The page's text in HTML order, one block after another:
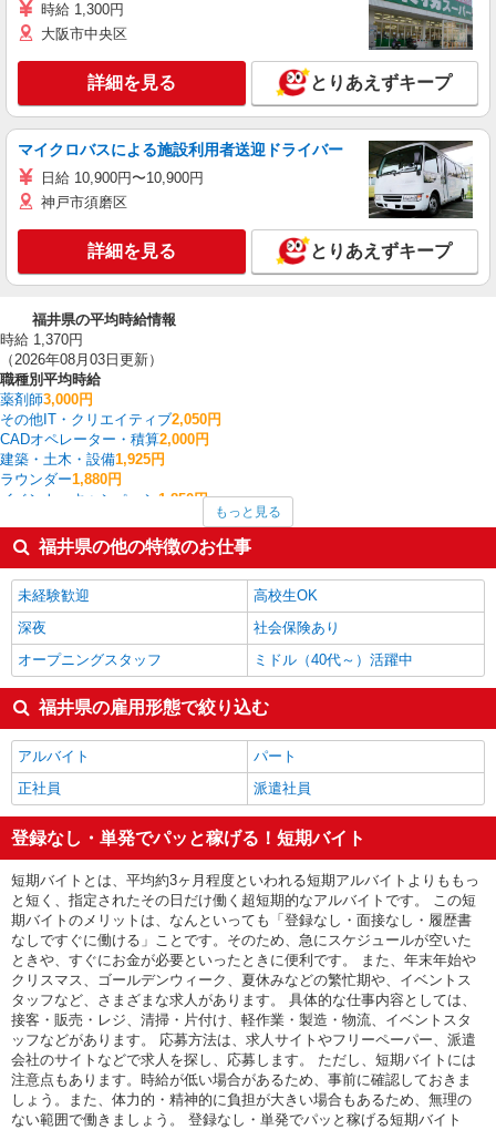
時給 1,300円
大阪市中央区
詳細を見る とりあえずキープ
マイクロバスによる施設利用者送迎ドライバー
日給 10,900円〜10,900円
神戸市須磨区
詳細を見る とりあえずキープ
福井県の平均時給情報
時給 1,370円
（2026年08月03日更新）
職種別平均時給
薬剤師3,000円
その他IT・クリエイティブ2,050円
CADオペレーター・積算2,000円
建築・土木・設備1,925円
ラウンダー1,880円
イベント・キャンペーン 1,850円
その他介護・福祉1,514円
生産管理・品質管理1,500円
介護職・ヘルパー1,461円
福井県の他の職種の平均時給を見る
もっと見る
福井県の他の特徴のお仕事
未経験歓迎
高校生OK
深夜
社会保険あり
オープニングスタッフ
ミドル（40代～）活躍中
福井県の雇用形態で絞り込む
アルバイト
パート
正社員
派遣社員
登録なし・単発でパッと稼げる！短期バイト
短期バイトとは、平均約3ヶ月程度といわれる短期アルバイトよりももっ
と短く、指定されたその日だけ働く超短期的なアルバイトです。 この短
期バイトのメリットは、なんといっても「登録なし・面接なし・履歴書
なしですぐに働ける」ことです。そのため、急にスケジュールが空いた
ときや、すぐにお金が必要といったときに便利です。 また、年末年始や
クリスマス、ゴールデンウィーク、夏休みなどの繁忙期や、イベントス
タッフなど、さまざまな求人があります。 具体的な仕事内容としては、
接客・販売・レジ、清掃・片付け、軽作業・製造・物流、イベントスタ
ッフなどがあります。 応募方法は、求人サイトやフリーペーパー、派遣
会社のサイトなどで求人を探し、応募します。 ただし、短期バイトには
注意点もあります。時給が低い場合があるため、事前に確認しておきま
しょう。また、体力的・精神的に負担が大きい場合もあるため、無理の
ない範囲で働きましょう。 登録なし・単発でパッと稼げる短期バイト